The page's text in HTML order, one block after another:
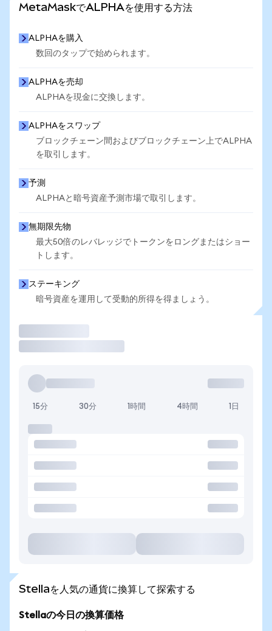
MetaMaskでALPHAを使用する方法
ALPHAを購入
数回のタップで始められます。
ALPHAを売却
ALPHAを現金に交換します。
ALPHAをスワップ
ブロックチェーン間およびブロックチェーン上でALPHA
を取引します。
予測
ALPHAと暗号資産予測市場で取引します。
無期限先物
最大50倍のレバレッジでトークンをロングまたはショー
トします。
ステーキング
暗号資産を運用して受動的所得を得ましょう。
15分 30分 1時間 4時間 1日
Stellaを人気の通貨に換算して探索する
Stellaの今日の換算価格